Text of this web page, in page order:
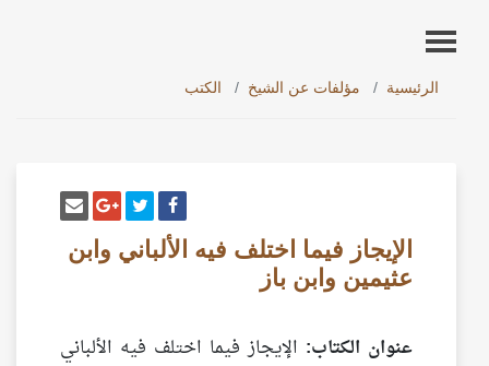
الرئيسية مؤلفات عن الشيخ الكتب
شارك على فيسبوك
أنشر تغريدةشارك على
الإيجاز فيما اختلف فيه الألباني وابن
عثيمين وابن باز
عنوان الكتاب: الإيجاز فيما اختلف فيه الألباني